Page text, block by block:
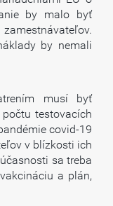
by malo byť
by nemali
musí byť
testovacích
covid-19
v blízkosti ich
sa treba
a plán,